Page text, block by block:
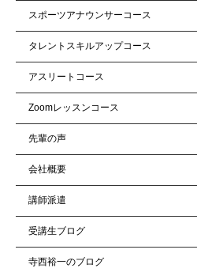
スポーツアナウンサーコース
タレントスキルアップコース
アスリートコース
Zoomレッスンコース
先輩の声
会社概要
講師派遣
受講生ブログ
寺西裕一のブログ